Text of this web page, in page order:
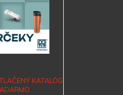
KATALÓG